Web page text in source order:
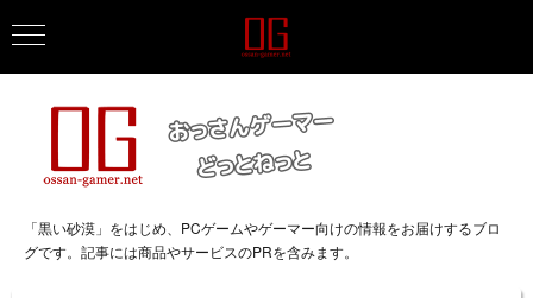
「黒い砂漠」をはじめ、PCゲームやゲーマー向けの情報をお届けするブロ
グです。記事には商品やサービスのPRを含みます。